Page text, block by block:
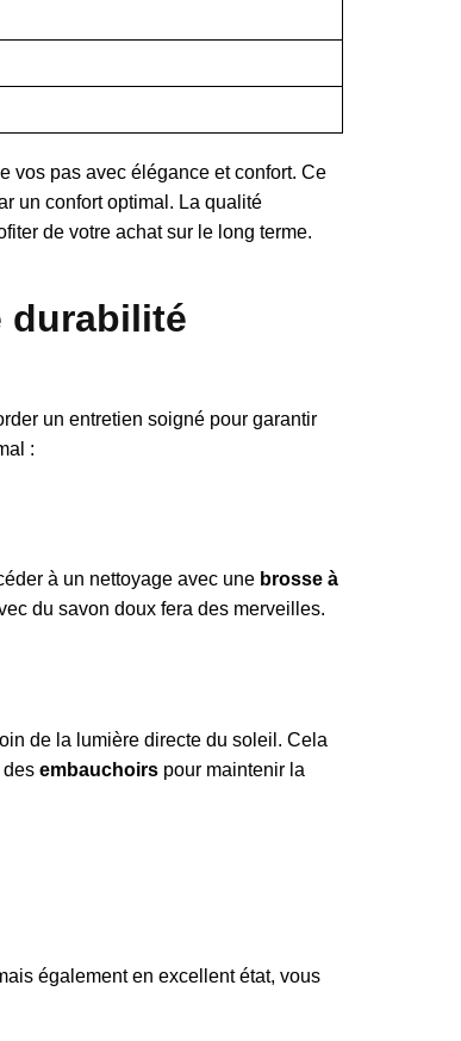
vos pas avec élégance et confort. Ce
un confort optimal. La qualité
de votre achat sur le long terme.
durabilité
un entretien soigné pour garantir
:
à un nettoyage avec une brosse à
du savon doux fera des merveilles.
de la lumière directe du soleil. Cela
des embauchoirs pour maintenir la
également en excellent état, vous